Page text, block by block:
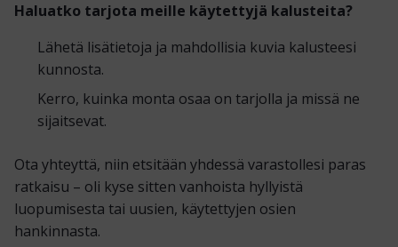
Haluatko tarjota meille käytettyjä kalusteita?
Lähetä lisätietoja ja mahdollisia kuvia kalusteesi
kunnosta.
Kerro, kuinka monta osaa on tarjolla ja missä ne
sijaitsevat.
Ota yhteyttä, niin etsitään yhdessä varastollesi paras
ratkaisu – oli kyse sitten vanhoista hyllyistä
luopumisesta tai uusien, käytettyjen osien
hankinnasta.